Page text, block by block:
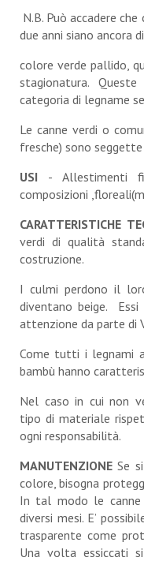
N.B. Può accadere
due anni siano ancora di
colore verde pallido,
stagionatura.
categoria di legname
Le canne verdi o
fresche) sono
USI - Allestimenti
composizioni
CARATTERISTICHE
verdi di qualità
costruzione.
I culmi perdono il
diventano beige.
attenzione da parte di
Come tutti i legnami
bambù hanno
Nel caso in cui non
tipo di materiale
ogni responsabilità.
MANUTENZIONE Se
colore, bisogna
In tal modo le canne
diversi mesi. E’
trasparente come
Una volta essiccati